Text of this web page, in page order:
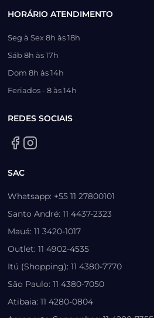
HORÁRIO ATENDIMENTO
Seg à Sex 8h às 18h
Sáb 8h às 17h
Dom 8h às 14h
Feriados - 8 às 14h
REDES SOCIAIS
SAC
Whatsapp: +55 11 27800101
Santo André: 11 4437-2323
Mauá: 11 3420-1017
Outlet: 11 4902-4535
Itú (Shopping): 11 4380-7770
São Paulo: 11 4380-7050
Atibaia: 11 4280-0804